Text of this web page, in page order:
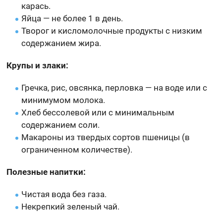
карась.
Яйца — не более 1 в день.
Творог и кисломолочные продукты с низким
содержанием жира.
Крупы и злаки:
Гречка, рис, овсянка, перловка — на воде или с
минимумом молока.
Хлеб бессолевой или с минимальным
содержанием соли.
Макароны из твердых сортов пшеницы (в
ограниченном количестве).
Полезные напитки:
Чистая вода без газа.
Некрепкий зеленый чай.